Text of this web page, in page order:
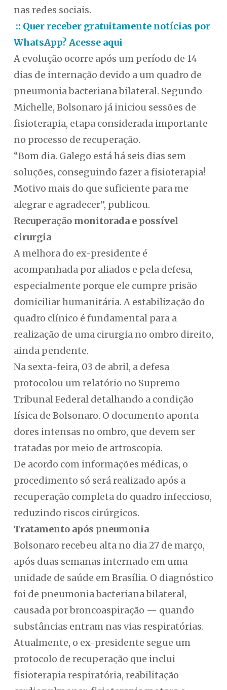
nas redes sociais.
:: Quer receber gratuitamente notícias por
WhatsApp? Acesse aqui
A evolução ocorre após um período de 14
dias de internação devido a um quadro de
pneumonia bacteriana bilateral. Segundo
Michelle, Bolsonaro já iniciou sessões de
fisioterapia, etapa considerada importante
no processo de recuperação.
“Bom dia. Galego está há seis dias sem
soluções, conseguindo fazer a fisioterapia!
Motivo mais do que suficiente para me
alegrar e agradecer”, publicou.
Recuperação monitorada e possível
cirurgia
A melhora do ex-presidente é
acompanhada por aliados e pela defesa,
especialmente porque ele cumpre prisão
domiciliar humanitária. A estabilização do
quadro clínico é fundamental para a
realização de uma cirurgia no ombro direito,
ainda pendente.
Na sexta-feira, 03 de abril, a defesa
protocolou um relatório no Supremo
Tribunal Federal detalhando a condição
física de Bolsonaro. O documento aponta
dores intensas no ombro, que devem ser
tratadas por meio de artroscopia.
De acordo com informações médicas, o
procedimento só será realizado após a
recuperação completa do quadro infeccioso,
reduzindo riscos cirúrgicos.
Tratamento após pneumonia
Bolsonaro recebeu alta no dia 27 de março,
após duas semanas internado em uma
unidade de saúde em Brasília. O diagnóstico
foi de pneumonia bacteriana bilateral,
causada por broncoaspiração — quando
substâncias entram nas vias respiratórias.
Atualmente, o ex-presidente segue um
protocolo de recuperação que inclui
fisioterapia respiratória, reabilitação